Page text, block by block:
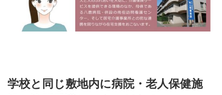
学校と同じ敷地内に病院・老人保健施